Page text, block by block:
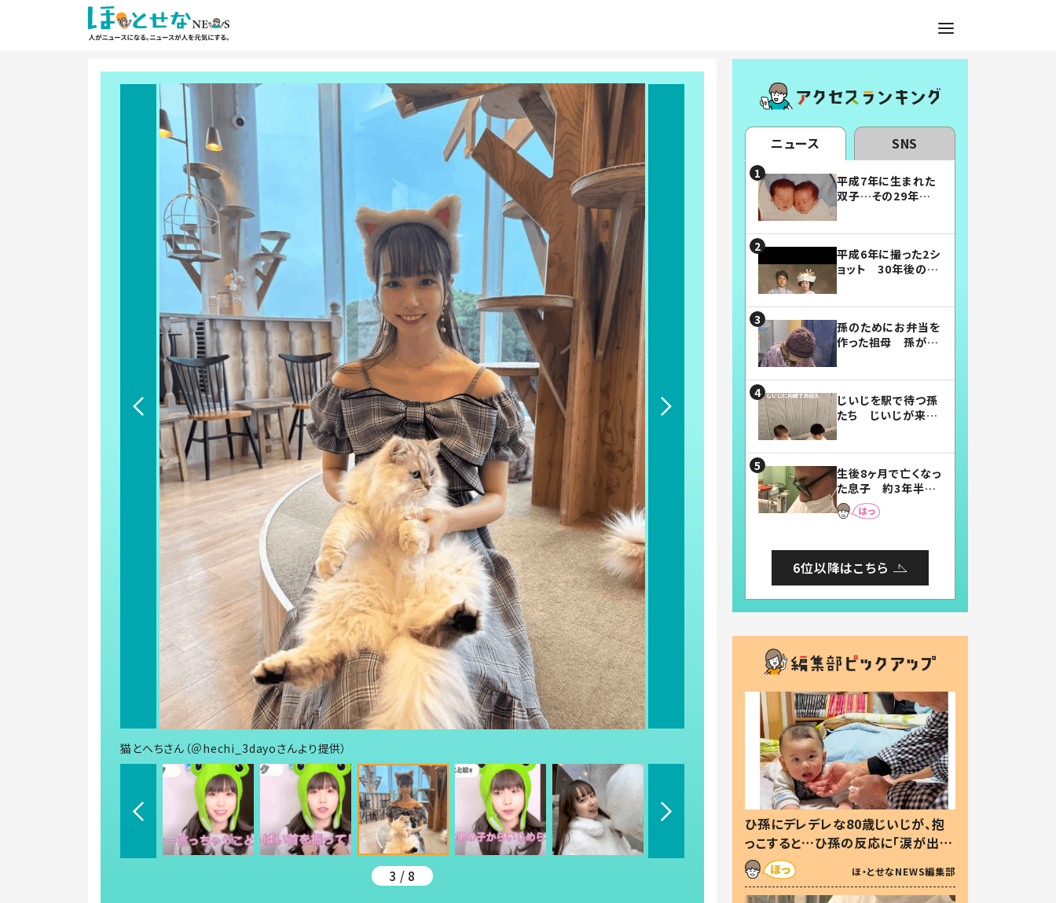
猫とへちさん（＠hechi_3dayoさんより提供）
3 / 8
ニュース SNS
平成7年に生まれた
双子…その29年後
平成6年に撮った2シ
ョット 30年後の姿
孫のためにお弁当を
作った祖母 孫が絶
じいじを駅で待つ孫
たち じいじが来た
まらない」「幸せにな
れる」
生後8ヶ月で亡くなっ
た息子 約3年半
後、当時の妻の日記
に書いてあった本音
6位以降はこちら
ひ孫にデレデレな80歳じいじが、抱
っこすると…ひ孫の反応に「涙が出ま
した」「可愛くて仕方ない」
ほ・とせなNEWS編集部